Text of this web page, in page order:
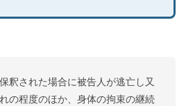
釈された場合に被告人が逃亡し又
の程度のほか、身体の拘束の継続